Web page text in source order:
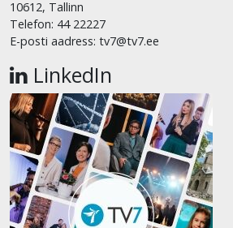
10612, Tallinn
Telefon: 44 22227
E-posti aadress: tv7@tv7.ee
LinkedIn